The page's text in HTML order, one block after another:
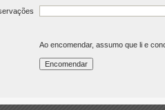
Ao encomendar, assumo que li e